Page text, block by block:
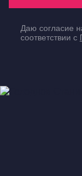
Даю согласие
соответствии с